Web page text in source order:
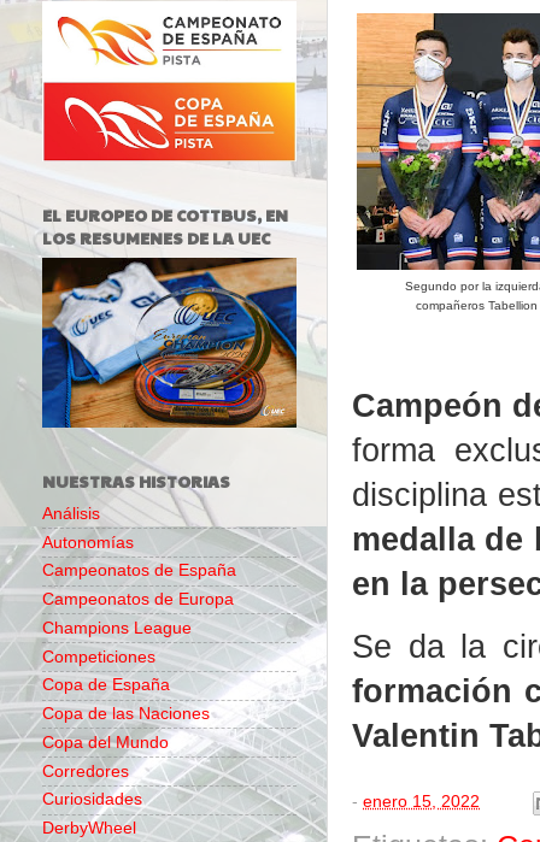
Segundo por la
compañeros
Campeón
forma
disciplina
medalla de
en la
Se da la
formación
Valentin
- enero 15, 2022
EL EUROPEO DE COTTBUS, EN
LOS RESUMENES DE LA UEC
NUESTRAS HISTORIAS
Análisis
Autonomías
Campeonatos de España
Campeonatos de Europa
Champions League
Competiciones
Copa de España
Copa de las Naciones
Copa del Mundo
Corredores
Curiosidades
DerbyWheel